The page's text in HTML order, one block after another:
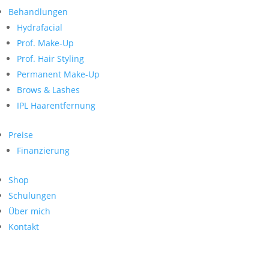
Behandlungen
Hydrafacial
Prof. Make-Up
Prof. Hair Styling
Permanent Make-Up
Brows & Lashes
IPL Haarentfernung
Preise
Finanzierung
Shop
Schulungen
Über mich
Kontakt
nach:
Neueste Kommentare
Archiv
Kategorien
Keine Kategorien
Meta
Anmelden
Feed der Einträge
WordPress.org
Search
nach:
Archive
Kontakt
Impressum
Datenschutz